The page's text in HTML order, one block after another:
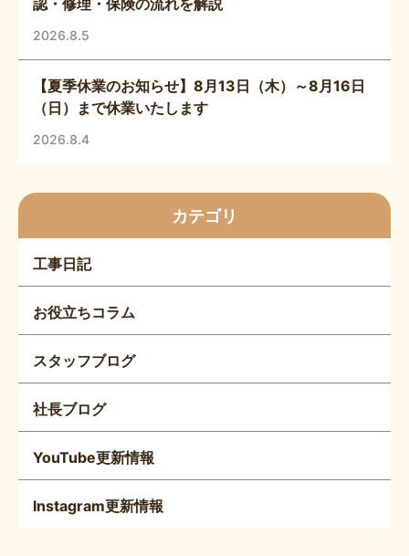
認・修理・保険の流れを解説
2026.8.5
【夏季休業のお知らせ】8月13日（木）～8月16日
（日）まで休業いたします
2026.8.4
カテゴリ
工事日記
お役立ちコラム
スタッフブログ
社長ブログ
YouTube更新情報
Instagram更新情報